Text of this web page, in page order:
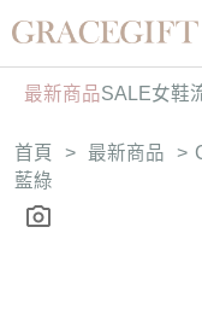
最新商品SALE女鞋
首頁 > 最新商品 >
藍綠